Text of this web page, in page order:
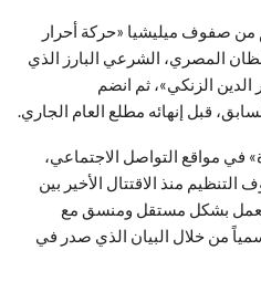
من صفوف ميليشيا «حركة أحرار
المصري، الشرعي البارز الذي
الزنكي»، ثم انضم
قبل إنهائه مطلع العام الجاري.
مواقع التواصل الاجتماعي،
منذ الاقتتال الأخير بين
يعمل بشكل مستقل ومنسق مع
من خلال البيان الذي صدر في